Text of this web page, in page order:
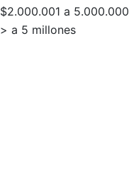
$2.000.001 a 5.000.000
> a 5 millones